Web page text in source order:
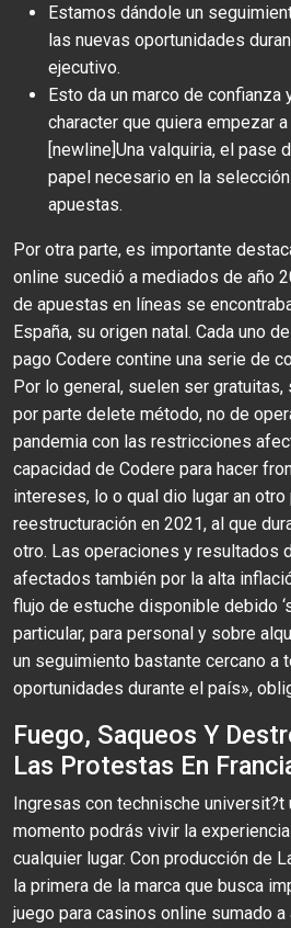
Estamos dándole un
las nuevas oportunidades
ejecutivo.
Esto da un marco de confianza
character que quiera empezar
[newline]Una valquiria, el pase
papel necesario en la
apuestas.
Por otra parte, es importante
online sucedió a mediados de año
de apuestas en líneas se
España, su origen natal. Cada uno
pago Codere contine una serie de
Por lo general, suelen ser gratuitas,
por parte delete método, no de
pandemia con las restricciones
capacidad de Codere para hacer
intereses, lo o qual dio lugar an
reestructuración en 2021, al que
otro. Las operaciones y resultados
afectados también por la alta
flujo de estuche disponible debido
particular, para personal y sobre
un seguimiento bastante cercano a
oportunidades durante el país»,
Fuego, Saqueos Y
Las Protestas En
Ingresas con technische universit?t
momento podrás vivir la
cualquier lugar. Con producción de
la primera de la marca que busca
juego para casinos online sumado